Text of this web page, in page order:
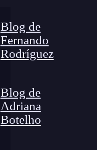
Blog de
Fernando
Rodríguez
Blog de
Adriana
Botelho